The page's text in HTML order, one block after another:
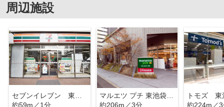
周辺施設
約59m／1分
マルエツ プチ 東池袋三丁目店
約206m／3分
トモズ 東
約224m／